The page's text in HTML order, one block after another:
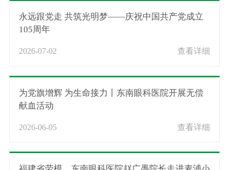
永远跟党走 共筑光明梦——庆祝中国共产党成立
105周年
2026-07-02 查看详细
为党旗增辉 为生命接力丨东南眼科医院开展无偿
献血活动
2026-06-05 查看详细